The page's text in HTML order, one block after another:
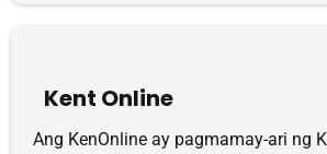
Kent Online
Ang KenOnline ay pagmamay-ari ng